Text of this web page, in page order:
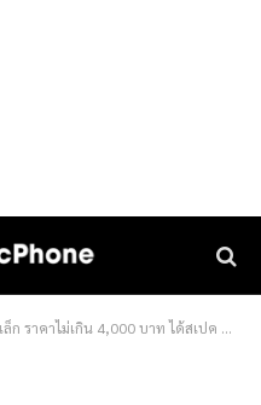
กิน 4,000 บาท ได้สเปค Ram 2 GB ประจำเดือนมีนาคม 2016